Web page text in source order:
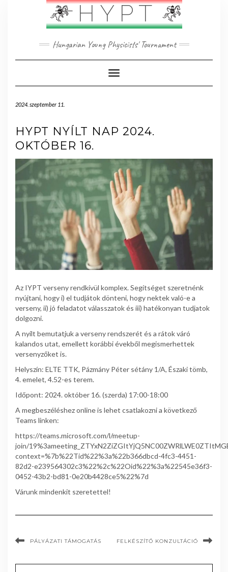
HYPT
Hungarian Young Physicists' Tournament
Toggle Navigation
2024. szeptember 11.
HYPT NYÍLT NAP 2024.
OKTÓBER 16.
Az IYPT verseny rendkívül komplex. Segítséget szeretnénk
nyújtani, hogy i) el tudjátok dönteni, hogy nektek való-e a
verseny, ii) jó feladatot válasszatok és iii) hatékonyan tudjatok
dolgozni.
A nyílt bemutatjuk a verseny rendszerét és a rátok váró
kalandos utat, emellett korábbi évekből megismerhettek
versenyzőket is.
Helyszín: ELTE TTK, Pázmány Péter sétány 1/A, Északi tömb,
4. emelet, 4.52-es terem.
Időpont: 2024. október 16. (szerda) 17:00-18:00
A megbeszéléshez online is lehet csatlakozni a következő
Teams linken:
https://teams.microsoft.com/l/meetup-
join/
context=%7b%22Tid%22%3a%22b366dbcd-4fc3-4451-
82d2-e239564302c3%22%2c%22Oid%22%3a%22545e36f3-
0452-43b2-bd81-0e20b4428ce5%22%7d
Várunk mindenkit szeretettel!
PÁLYÁZATI TÁMOGATÁS FELKÉSZÍTŐ KONZULTÁCIÓ